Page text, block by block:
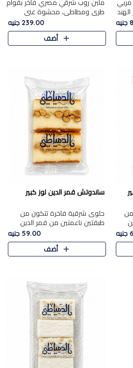
مربي
ملبن روب شرقي مصري فاخر بقوام
طري ومطاطي، محشوة غني
بسخاء بقطع عين الجمل واللوز
الفاخر التي تضيف قرمشة مميزة
ومرضية ونكهة ناتي غنية في كل
239.00 جنيه
أضف
من
ساندوتش قمر الدين لوز كبير
حلوى شرقية فاخرة تتكون من
طبقتين ناعمتين من قمر الدين
الفاخر، تتوسطهما حشوة غنية من
اللوز المحمص لتمنح مزيجًا متوازنًا
من النعومة والقرمشة. ..
59.00 جنيه
أضف